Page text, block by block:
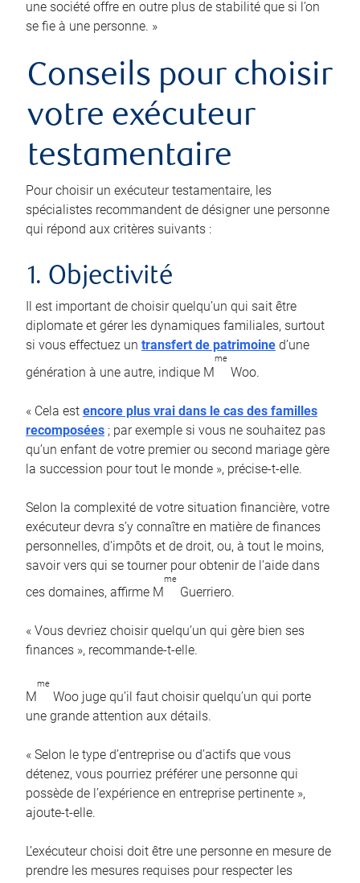
une société offre en outre plus de stabilité que si l’on
se fie à une personne. »
Conseils pour choisir
votre exécuteur
testamentaire
Pour choisir un exécuteur testamentaire, les
spécialistes recommandent de désigner une personne
qui répond aux critères suivants :
1. Objectivité
Il est important de choisir quelqu’un qui sait être
diplomate et gérer les dynamiques familiales, surtout
si vous effectuez un transfert de patrimoine d’une
génération à une autre, indique M
me
Woo.
« Cela est encore plus vrai dans le cas des familles
recomposées ; par exemple si vous ne souhaitez pas
qu’un enfant de votre premier ou second mariage gère
la succession pour tout le monde », précise-t-elle.
Selon la complexité de votre situation financière, votre
exécuteur devra s’y connaître en matière de finances
personnelles, d’impôts et de droit, ou, à tout le moins,
savoir vers qui se tourner pour obtenir de l’aide dans
ces domaines, affirme M
me
Guerriero.
« Vous devriez choisir quelqu’un qui gère bien ses
finances », recommande-t-elle.
M
me
Woo juge qu’il faut choisir quelqu’un qui porte
une grande attention aux détails.
« Selon le type d’entreprise ou d’actifs que vous
détenez, vous pourriez préférer une personne qui
possède de l’expérience en entreprise pertinente »,
ajoute-t-elle.
L’exécuteur choisi doit être une personne en mesure de
prendre les mesures requises pour respecter les